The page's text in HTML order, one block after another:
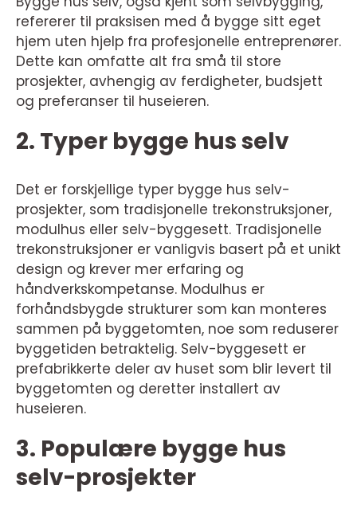
refererer til praksisen med å bygge sitt eget
hjem uten hjelp fra profesjonelle entreprenører.
Dette kan omfatte alt fra små til store
prosjekter, avhengig av ferdigheter, budsjett
og preferanser til huseieren.
2. Typer bygge hus selv
Det er forskjellige typer bygge hus selv-
prosjekter, som tradisjonelle trekonstruksjoner,
modulhus eller selv-byggesett. Tradisjonelle
trekonstruksjoner er vanligvis basert på et unikt
design og krever mer erfaring og
håndverkskompetanse. Modulhus er
forhåndsbygde strukturer som kan monteres
sammen på byggetomten, noe som reduserer
byggetiden betraktelig. Selv-byggesett er
prefabrikkerte deler av huset som blir levert til
byggetomten og deretter installert av
huseieren.
3. Populære bygge hus
selv-prosjekter